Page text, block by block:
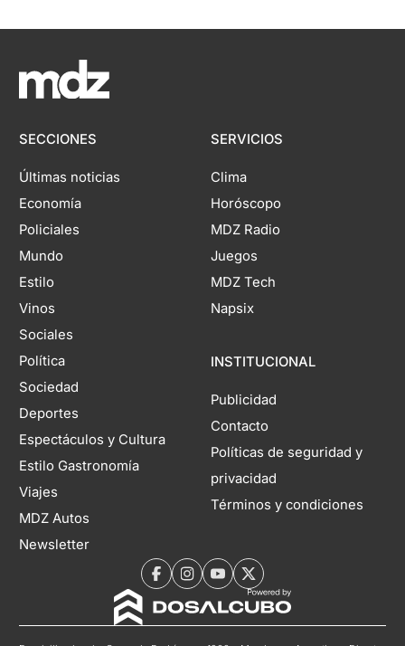
SECCIONES
Últimas noticias
Economía
Policiales
Mundo
Estilo
Vinos
Sociales
Política
Sociedad
Deportes
Espectáculos y Cultura
Estilo Gastronomía
Viajes
MDZ Autos
Newsletter
SERVICIOS
Clima
Horóscopo
MDZ Radio
Juegos
MDZ Tech
Napsix
INSTITUCIONAL
Publicidad
Contacto
Políticas de seguridad y
privacidad
Términos y condiciones